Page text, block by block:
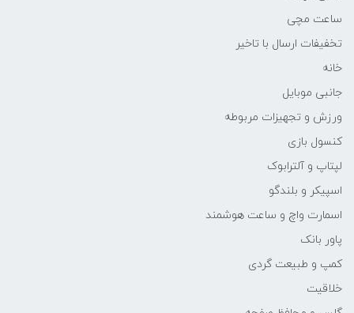
ساعت مچی
تخفیفات ارسال با تاخیر
خانه
جانبی موبایل
ورزش و تجهیزات مربوطه
کنسول بازی
لپتاپ و آلترابوک
اسپیکر و بلندگو
اسمارت واچ و ساعت هوشمند
پاور بانک
کمپ و طبیعت گردی
خلاقیت